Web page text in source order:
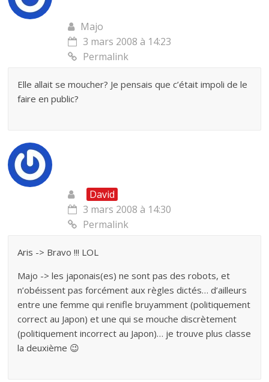
Majo
3 mars 2008 à 14:23
Permalink
Elle allait se moucher? Je pensais que c’était impoli de le
faire en public?
David
3 mars 2008 à 14:30
Permalink
Aris -> Bravo !!! LOL
Majo -> les japonais(es) ne sont pas des robots, et
n’obéissent pas forcément aux règles dictés… d’ailleurs
entre une femme qui renifle bruyamment (politiquement
correct au Japon) et une qui se mouche discrètement
(politiquement incorrect au Japon)… je trouve plus classe
la deuxième 😉